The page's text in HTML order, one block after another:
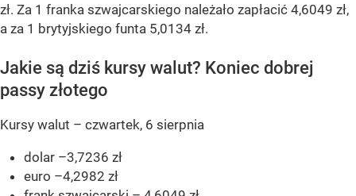
zł. Za 1 franka szwajcarskiego należało zapłacić 4,6049 zł,
a za 1 brytyjskiego funta 5,0134 zł.
Jakie są dziś kursy walut? Koniec dobrej
passy złotego
Kursy walut – czwartek, 6 sierpnia
dolar –3,7236 zł
euro –4,2982 zł